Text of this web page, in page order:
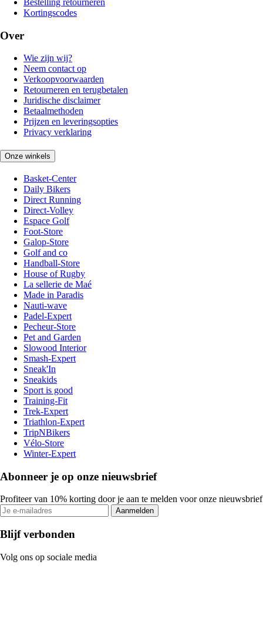
Bestelling retourneren
Kortingscodes
Over
Wie zijn wij?
Neem contact op
Verkoopvoorwaarden
Retourneren en terugbetalen
Juridische disclaimer
Betaalmethoden
Prijzen en leveringsopties
Privacy verklaring
Onze winkels
Basket-Center
Daily Bikers
Direct Running
Direct-Volley
Espace Golf
Foot-Store
Galop-Store
Golf and co
Handball-Store
House of Rugby
La sellerie de Maé
Made in Paradis
Nauti-wave
Padel-Expert
Pecheur-Store
Pet and Garden
Slowood Interior
Smash-Expert
Sneak'In
Sneakids
Sport is good
Training-Fit
Trek-Expert
Triathlon-Expert
TripNBikers
Vélo-Store
Winter-Expert
Abonneer je op onze nieuwsbrief
Profiteer van 10% korting door je aan te melden voor onze nieuwsbrief
Aanmelden
Blijf verbonden
Volg ons op sociale media